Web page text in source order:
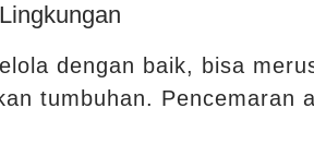
dengan baik, bisa
tumbuhan. Pencemaran